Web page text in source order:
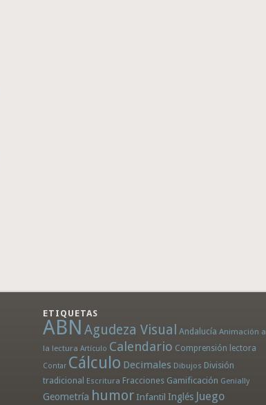
ETIQUETAS
ABN Agudeza Visual Andalucía Animación a
la lectura Artículo Calendario Comprensión lectora
Contar Cálculo Decimales Dibujos División
tradicional Escritura Fracciones Gamificación Genially
Geometría humor Infantil Inglés Juego